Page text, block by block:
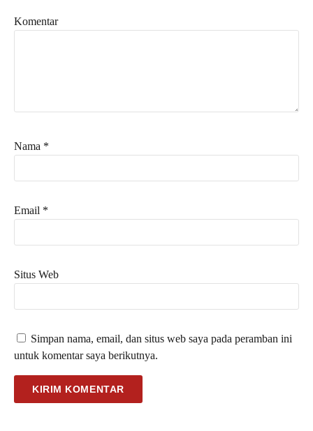
Komentar
Nama *
Email *
Situs Web
Simpan nama, email, dan situs web saya pada peramban ini
untuk komentar saya berikutnya.